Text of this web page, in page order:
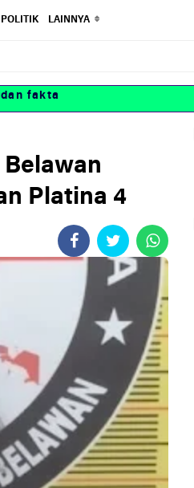
POLITIK LAINNYA
fakta
Platina 4